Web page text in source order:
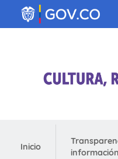
Pasar al contenido
Inicio